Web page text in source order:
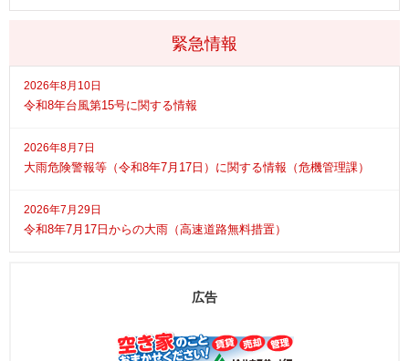
緊急情報
2026年8月10日
令和8年台風第15号に関する情報
2026年8月7日
大雨危険警報等（令和8年7月17日）に関する情報（危機管理課）
2026年7月29日
令和8年7月17日からの大雨（高速道路無料措置）
広告